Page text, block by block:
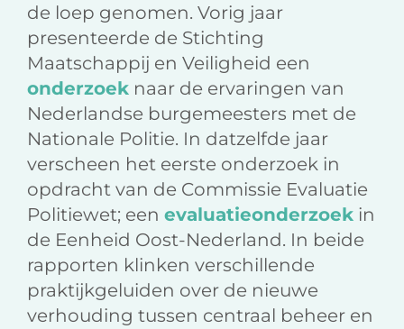
de loep genomen. Vorig jaar
presenteerde de Stichting
Maatschappij en Veiligheid een
onderzoek naar de ervaringen van
Nederlandse burgemeesters met de
Nationale Politie. In datzelfde jaar
verscheen het eerste onderzoek in
opdracht van de Commissie Evaluatie
Politiewet; een evaluatieonderzoek in
de Eenheid Oost-Nederland. In beide
rapporten klinken verschillende
praktijkgeluiden over de nieuwe
verhouding tussen centraal beheer en